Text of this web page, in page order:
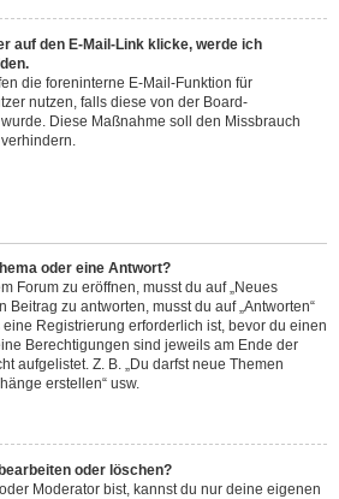
auf den E-Mail-Link klicke, werde ich
die foreninterne E-Mail-Funktion für
nutzen, falls diese von der Board-
Diese Maßnahme soll den Missbrauch
oder eine Antwort?
Forum zu eröffnen, musst du auf „Neues
Beitrag zu antworten, musst du auf „Antworten“
Registrierung erforderlich ist, bevor du einen
Berechtigungen sind jeweils am Ende der
aufgelistet. Z. B. „Du darfst neue Themen
erstellen“ usw.
oder löschen?
Moderator bist, kannst du nur deine eigenen